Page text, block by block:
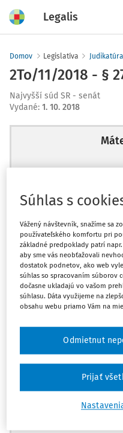
Legalis
Domov Legislatíva Judikatúra
2To/11/2018 - §
Najvyšší súd SR - senát
Vydané: 1. 10. 2018
Ups, zatiaľ
Celý odborný
dostupný
obsahu a
zdarma, stačí
Vďaka
Súhlas s
Vážený návštevník, snažíme sa
používateľského komfortu pri
základné predpoklady patrí
aby sme vás neobťažovali
dostatok podnetov, ako web
súhlas so spracovaním súborov
dočasne ukladajú vo vašom
súhlasu. Dáta využijeme na
obsahu webu priamo Vám na
Odmietnut
Prijať